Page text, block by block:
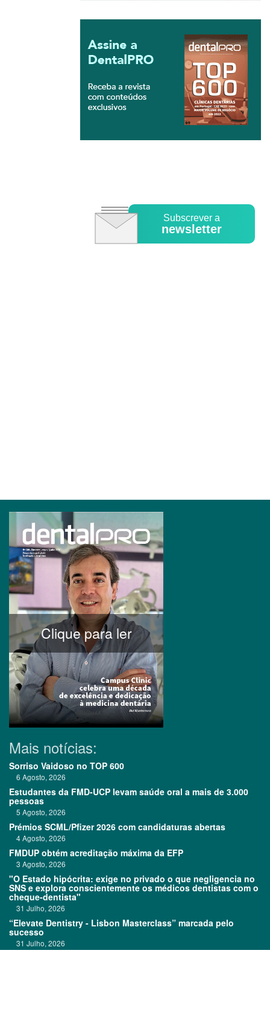
Subscrever a
newsletter
Clique para ler
Mais notícias:
Sorriso Vaidoso no TOP 600
6 Agosto, 2026
Estudantes da FMD-UCP levam saúde oral a mais de 3.000
pessoas
5 Agosto, 2026
Prémios SCML/Pfizer 2026 com candidaturas abertas
4 Agosto, 2026
FMDUP obtém acreditação máxima da EFP
3 Agosto, 2026
"O Estado hipócrita: exige no privado o que negligencia no
SNS e explora conscientemente os médicos dentistas com o
cheque-dentista"
31 Julho, 2026
“Elevate Dentistry - Lisbon Masterclass” marcada pelo
sucesso
31 Julho, 2026